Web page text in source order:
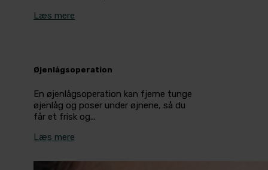
Læs mere
Øjenlågsoperation
En øjenlågsoperation kan fjerne tunge
øjenlåg og poser under øjnene, så du
får et frisk og...
Læs mere